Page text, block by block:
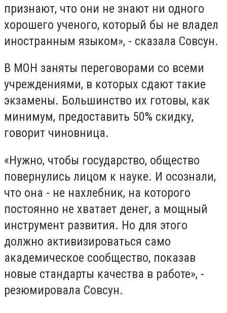
признают, что они не знают ни одного
хорошего ученого, который бы не владел
иностранным языком», - сказала Совсун.
В МОН заняты переговорами со всеми
учреждениями, в которых сдают такие
экзамены. Большинство их готовы, как
минимум, предоставить 50% скидку,
говорит чиновница.
«Нужно, чтобы государство, общество
повернулись лицом к науке. И осознали,
что она - не нахлебник, на которого
постоянно не хватает денег, а мощный
инструмент развития. Но для этого
должно активизироваться само
академическое сообщество, показав
новые стандарты качества в работе», -
резюмировала Совсун.